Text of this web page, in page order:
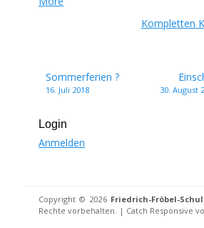
Kompletten
Beitragsnavigation
Sommerferien ?
16. Juli 2018 30. August
Login
Anmelden
Copyright © 2026 Friedrich-Fröbel-
Rechte vorbehalten. | Catch Responsive